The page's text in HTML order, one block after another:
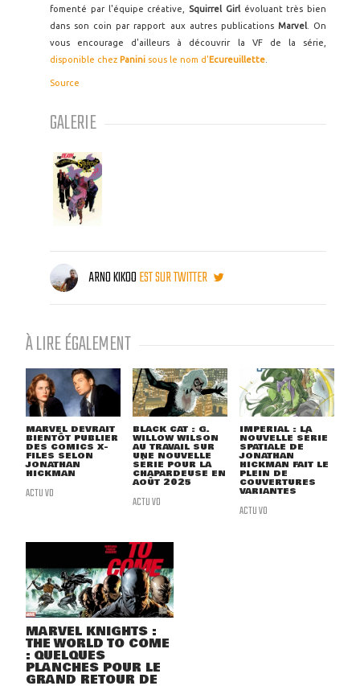
fomenté par l'équipe créative, Squirrel Girl évoluant très bien
dans son coin par rapport aux autres publications Marvel. On
vous encourage d'ailleurs à découvrir la VF de la série,
disponible chez Panini sous le nom d'Ecureuillette
Source
GALERIE
ARNO KIKOOEST SUR TWITTER
À LIRE ÉGALEMENT
MARVEL DEVRAIT
BIENTÔT PUBLIER
DES COMICS X-
FILES SELON
JONATHAN
HICKMAN
ACTU VO
BLACK CAT : G.
WILLOW WILSON
AU TRAVAIL SUR
UNE NOUVELLE
SÉRIE POUR LA
CHAPARDEUSE EN
AOÛT 2025
ACTU VO
IMPERIAL : LA
NOUVELLE SÉRIE
SPATIALE DE
JONATHAN
HICKMAN FAIT LE
PLEIN DE
COUVERTURES
VARIANTES
ACTU VO
MARVEL KNIGHTS :
THE WORLD TO COME
: QUELQUES
PLANCHES POUR LE
GRAND RETOUR DE